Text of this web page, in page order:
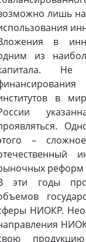
лишь
в
из
Не
в
–
реформ
эти годы
НИОКР.